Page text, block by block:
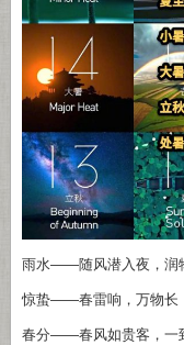
雨水——随风潜入夜，润
惊蛰——春雷响，万物长
春分——春风如贵客，一